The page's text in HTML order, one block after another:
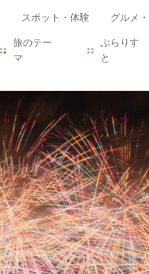
スポット・体験 グルメ
旅のテー
マ
ぶらりす
と